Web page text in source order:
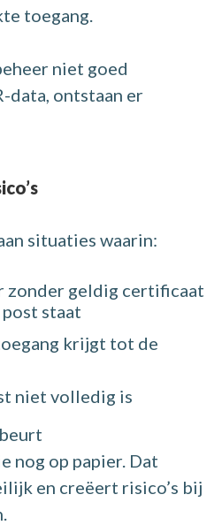
toegang.
niet goed
data, ontstaan er
situaties waarin:
zonder geldig certificaat
staat
krijgt tot de
niet volledig is
nog op papier. Dat
en creëert risico’s bij